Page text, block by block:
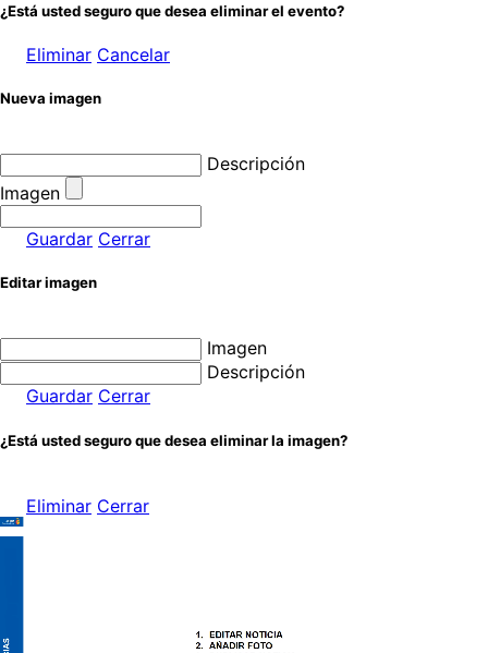
¿Está usted seguro que desea eliminar el evento?
Eliminar Cancelar
Nueva imagen
Descripción
Imagen
Guardar Cerrar
Editar imagen
Imagen
Descripción
Guardar Cerrar
¿Está usted seguro que desea eliminar la imagen?
Eliminar Cerrar